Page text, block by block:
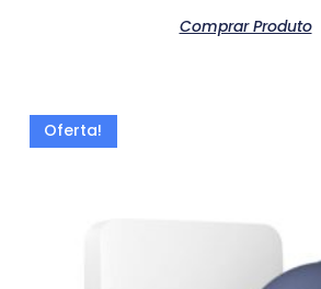
Comprar Produto
Oferta!